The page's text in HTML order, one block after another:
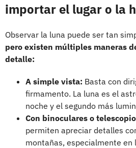
importar el lugar o la
Observar la luna puede ser tan
pero existen múltiples maneras
detalle:
A simple vista: Basta con
firmamento. La luna es el
noche y el segundo más
Con binoculares o
permiten apreciar detalles
montañas, especialmente en